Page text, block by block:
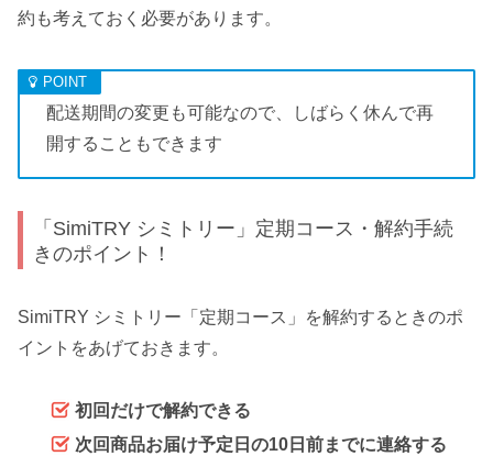
約も考えておく必要があります。
配送期間の変更も可能なので、しばらく休んで再
開することもできます
「SimiTRY シミトリー」定期コース・解約手続
きのポイント！
SimiTRY シミトリー「定期コース」を解約するときのポ
イントをあげておきます。
初回だけで解約できる
次回商品お届け予定日の10日前までに連絡する